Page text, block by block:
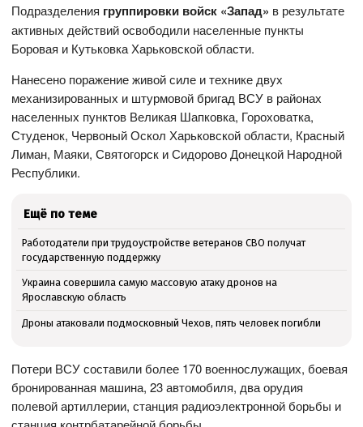
Подразделения группировки войск «Запад» в результате
активных действий освободили населенные пункты
Боровая и Кутьковка Харьковской области.
Нанесено поражение живой силе и технике двух
механизированных и штурмовой бригад ВСУ в районах
населенных пунктов Великая Шапковка, Гороховатка,
Студенок, Червоный Оскол Харьковской области, Красный
Лиман, Маяки, Святогорск и Сидорово Донецкой Народной
Республики.
Ещё по теме
Работодатели при трудоустройстве ветеранов СВО получат
государственную поддержку
Украина совершила самую массовую атаку дронов на
Ярославскую область
Дроны атаковали подмосковный Чехов, пять человек погибли
Потери ВСУ составили более 170 военнослужащих, боевая
бронированная машина, 23 автомобиля, два орудия
полевой артиллерии, станция радиоэлектронной борьбы и